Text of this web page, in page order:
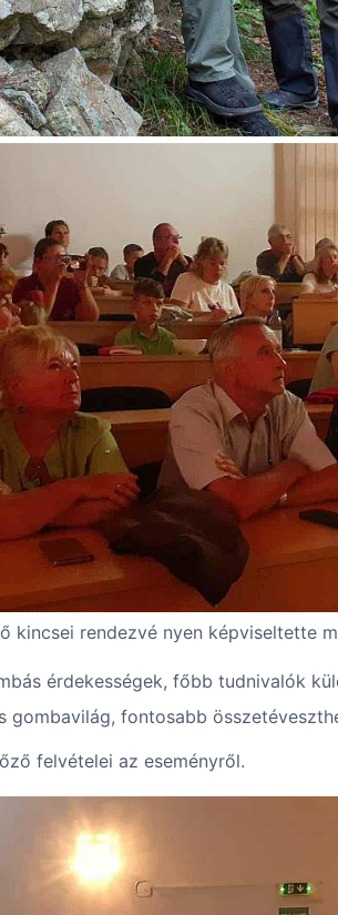
kincsei rendezvé nyen képviseltette
érdekességek, főbb tudnivalók
gombavilág, fontosabb
felvételei az eseményről.